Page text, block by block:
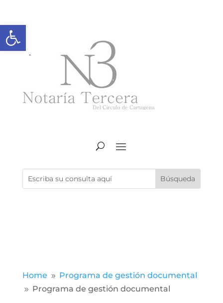
Abrir barra de herramientas
Home 9 Programa de gestión documental
9 Programa de gestión documental